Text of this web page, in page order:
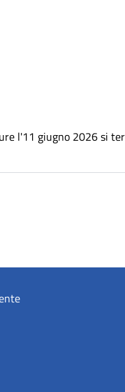
l'11 giugno 2026 si